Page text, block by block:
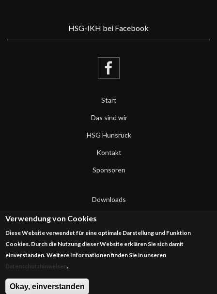
HSG-IKH bei Facebook
Start
Das sind wir
HSG Hunsrück
Kontakt
Sponsoren
Downloads
Datenschutzerklärung
Impressum
Verwendung von Cookies
Diese Website verwendet für eine optimale Darstellung und Funktion
Cookies. Durch die Nutzung dieser Website erklären Sie sich damit
einverstanden. Weitere Informationen finden Sie in unseren
Datenschutzhinweisen.
Okay, einverstanden